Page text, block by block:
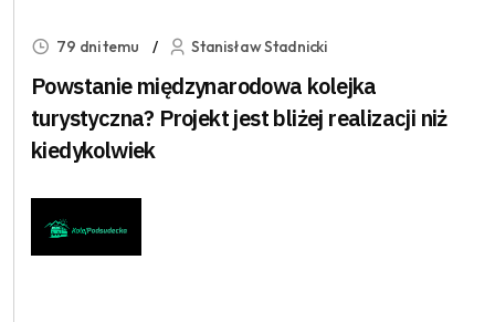
79 dni temu Stanisław Stadnicki
Powstanie międzynarodowa kolejka
turystyczna? Projekt jest bliżej realizacji niż
kiedykolwiek